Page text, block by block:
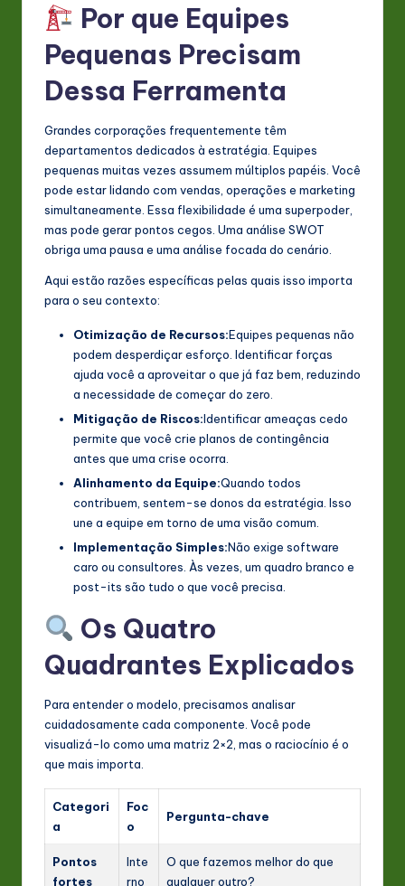
Por que Equipes
Pequenas Precisam
Dessa Ferramenta
Grandes corporações frequentemente têm
departamentos dedicados à estratégia. Equipes
pequenas muitas vezes assumem múltiplos papéis. Você
pode estar lidando com vendas, operações e marketing
simultaneamente. Essa flexibilidade é uma superpoder,
mas pode gerar pontos cegos. Uma análise SWOT
obriga uma pausa e uma análise focada do cenário.
Aqui estão razões específicas pelas quais isso importa
para o seu contexto:
Otimização de Recursos:Equipes pequenas não
podem desperdiçar esforço. Identificar forças
ajuda você a aproveitar o que já faz bem, reduzindo
a necessidade de começar do zero.
Mitigação de Riscos:Identificar ameaças cedo
permite que você crie planos de contingência
antes que uma crise ocorra.
Alinhamento da Equipe:Quando todos
contribuem, sentem-se donos da estratégia. Isso
une a equipe em torno de uma visão comum.
Implementação Simples:Não exige software
caro ou consultores. Às vezes, um quadro branco e
post-its são tudo o que você precisa.
Os Quatro
Quadrantes Explicados
Para entender o modelo, precisamos analisar
cuidadosamente cada componente. Você pode
visualizá-lo como uma matriz 2×2, mas o raciocínio é o
que mais importa.
Categori
a
Foc
o
Pergunta-chave
Pontos
fortes
Inte
rno
O que fazemos melhor do que
qualquer outro?